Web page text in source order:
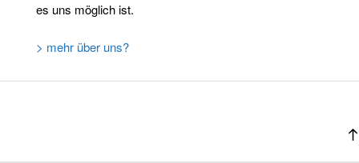
es uns möglich ist.
> mehr über uns?